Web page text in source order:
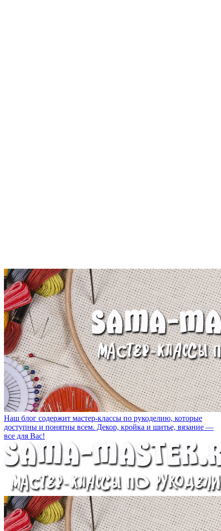
Наш блог содержит мастер-классы по рукоделию, которые
доступны и понятны всем. Декор, кройка и шитье, вязание —
все для Вас!